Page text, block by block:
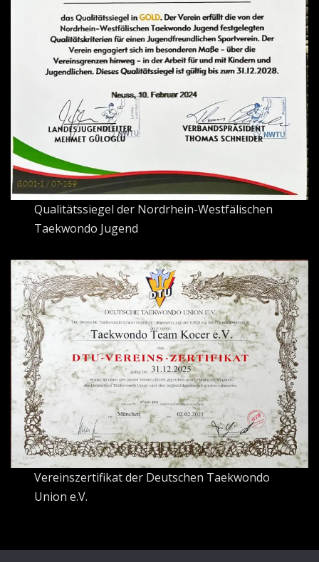
Qualitätssiegel der Nordrhein-Westfälischen
Taekwondo Jugend
Vereinszertifikat der Deutschen Taekwondo
Union e.V.